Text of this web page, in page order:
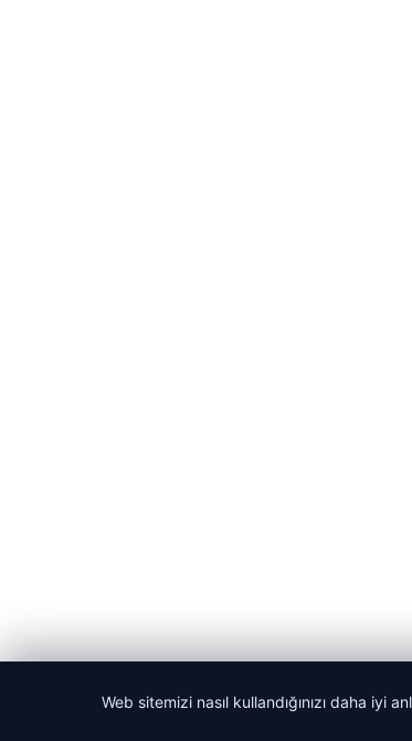
Web sitemizi nasıl kullandığınızı daha